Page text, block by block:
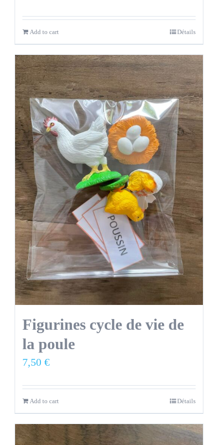
Add to cart Détails
Figurines cycle de vie de
la poule
7,50 €
Add to cart Détails